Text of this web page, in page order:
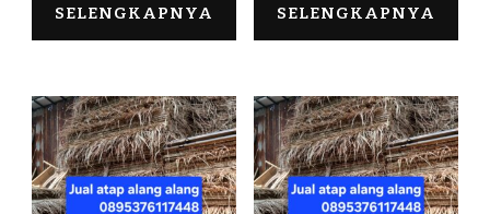
SELENGKAPNYA
SELENGKAPNYA